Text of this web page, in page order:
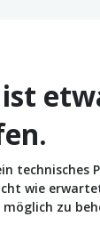
technisches
wie
zu